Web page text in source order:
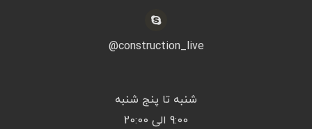
construction_live@
شنبه تا پنج شنبه
9:00 الی 20:00